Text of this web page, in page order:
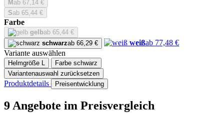
M ab 67,14 €
Sab 65,44 €
Farbe
gelbab 65,44 €
schwarzab 66,29 € weißab 77,48 €
Variante auswählen
Helmgröße L Farbe schwarz
Variantenauswahl zurücksetzen
Produktdetails Preisentwicklung
9 Angebote im Preisvergleich